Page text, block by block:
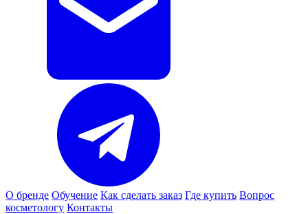
О бренде Обучение Как сделать заказ Где купить Вопрос
косметологу Контакты